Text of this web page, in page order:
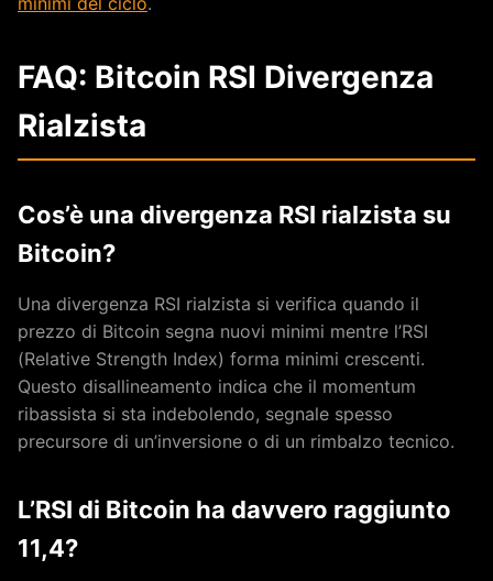
FAQ: Bitcoin RSI Divergenza
Rialzista
Cos’è una divergenza RSI rialzista su
Bitcoin?
Una divergenza RSI rialzista si verifica quando il
prezzo di Bitcoin segna nuovi minimi mentre l’RSI
(Relative Strength Index) forma minimi crescenti.
Questo disallineamento indica che il momentum
ribassista si sta indebolendo, segnale spesso
precursore di un’inversione o di un rimbalzo tecnico.
L’RSI di Bitcoin ha davvero raggiunto
11,4?